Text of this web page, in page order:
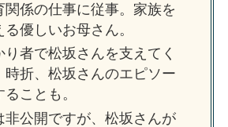
関係の仕事に従事。家族を
優しいお母さん。
り者で松坂さんを支えてく
時折、松坂さんのエピソー
ることも。
非公開ですが、松坂さんが